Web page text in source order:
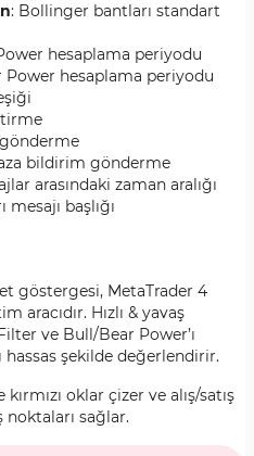
: Bollinger bantları standart
hesaplama periyodu
Power hesaplama periyodu
gönderme
bildirim gönderme
arasındaki zaman aralığı
mesajı başlığı
göstergesi, MetaTrader 4
aracıdır. Hızlı & yavaş
ve Bull/Bear Power’ı
hassas şekilde değerlendirir.
oklar çizer ve alış/satış
sağlar.